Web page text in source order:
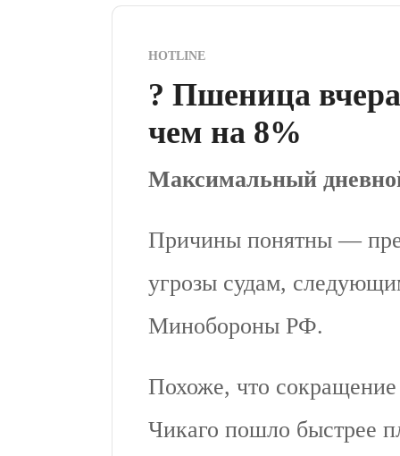
HOTLINE
? Пшеница
чем на 8%
Максимальный
Причины понятны —
угрозы судам,
Минобороны РФ.
Похоже, что сокращение
Чикаго пошло быстрее